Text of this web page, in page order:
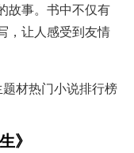
故事。书中不仅有
，让人感受到友情
》